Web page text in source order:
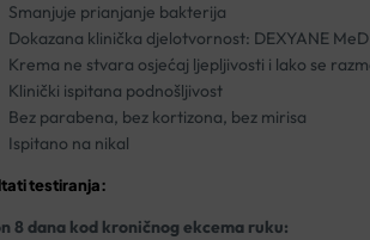
Smanjuje prianjanje bakterija
Dokazana klinička djelotvornost: DEXYANE
Krema ne stvara osjećaj ljepljivosti i lako se
Klinički ispitana podnošljivost
Bez parabena, bez kortizona, bez mirisa
Ispitano na nikal
testiranja:
8 dana kod kroničnog ekcema ruku: